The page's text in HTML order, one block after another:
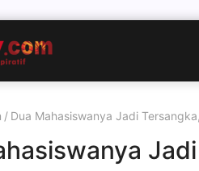
/ Dua Mahasiswanya Jadi